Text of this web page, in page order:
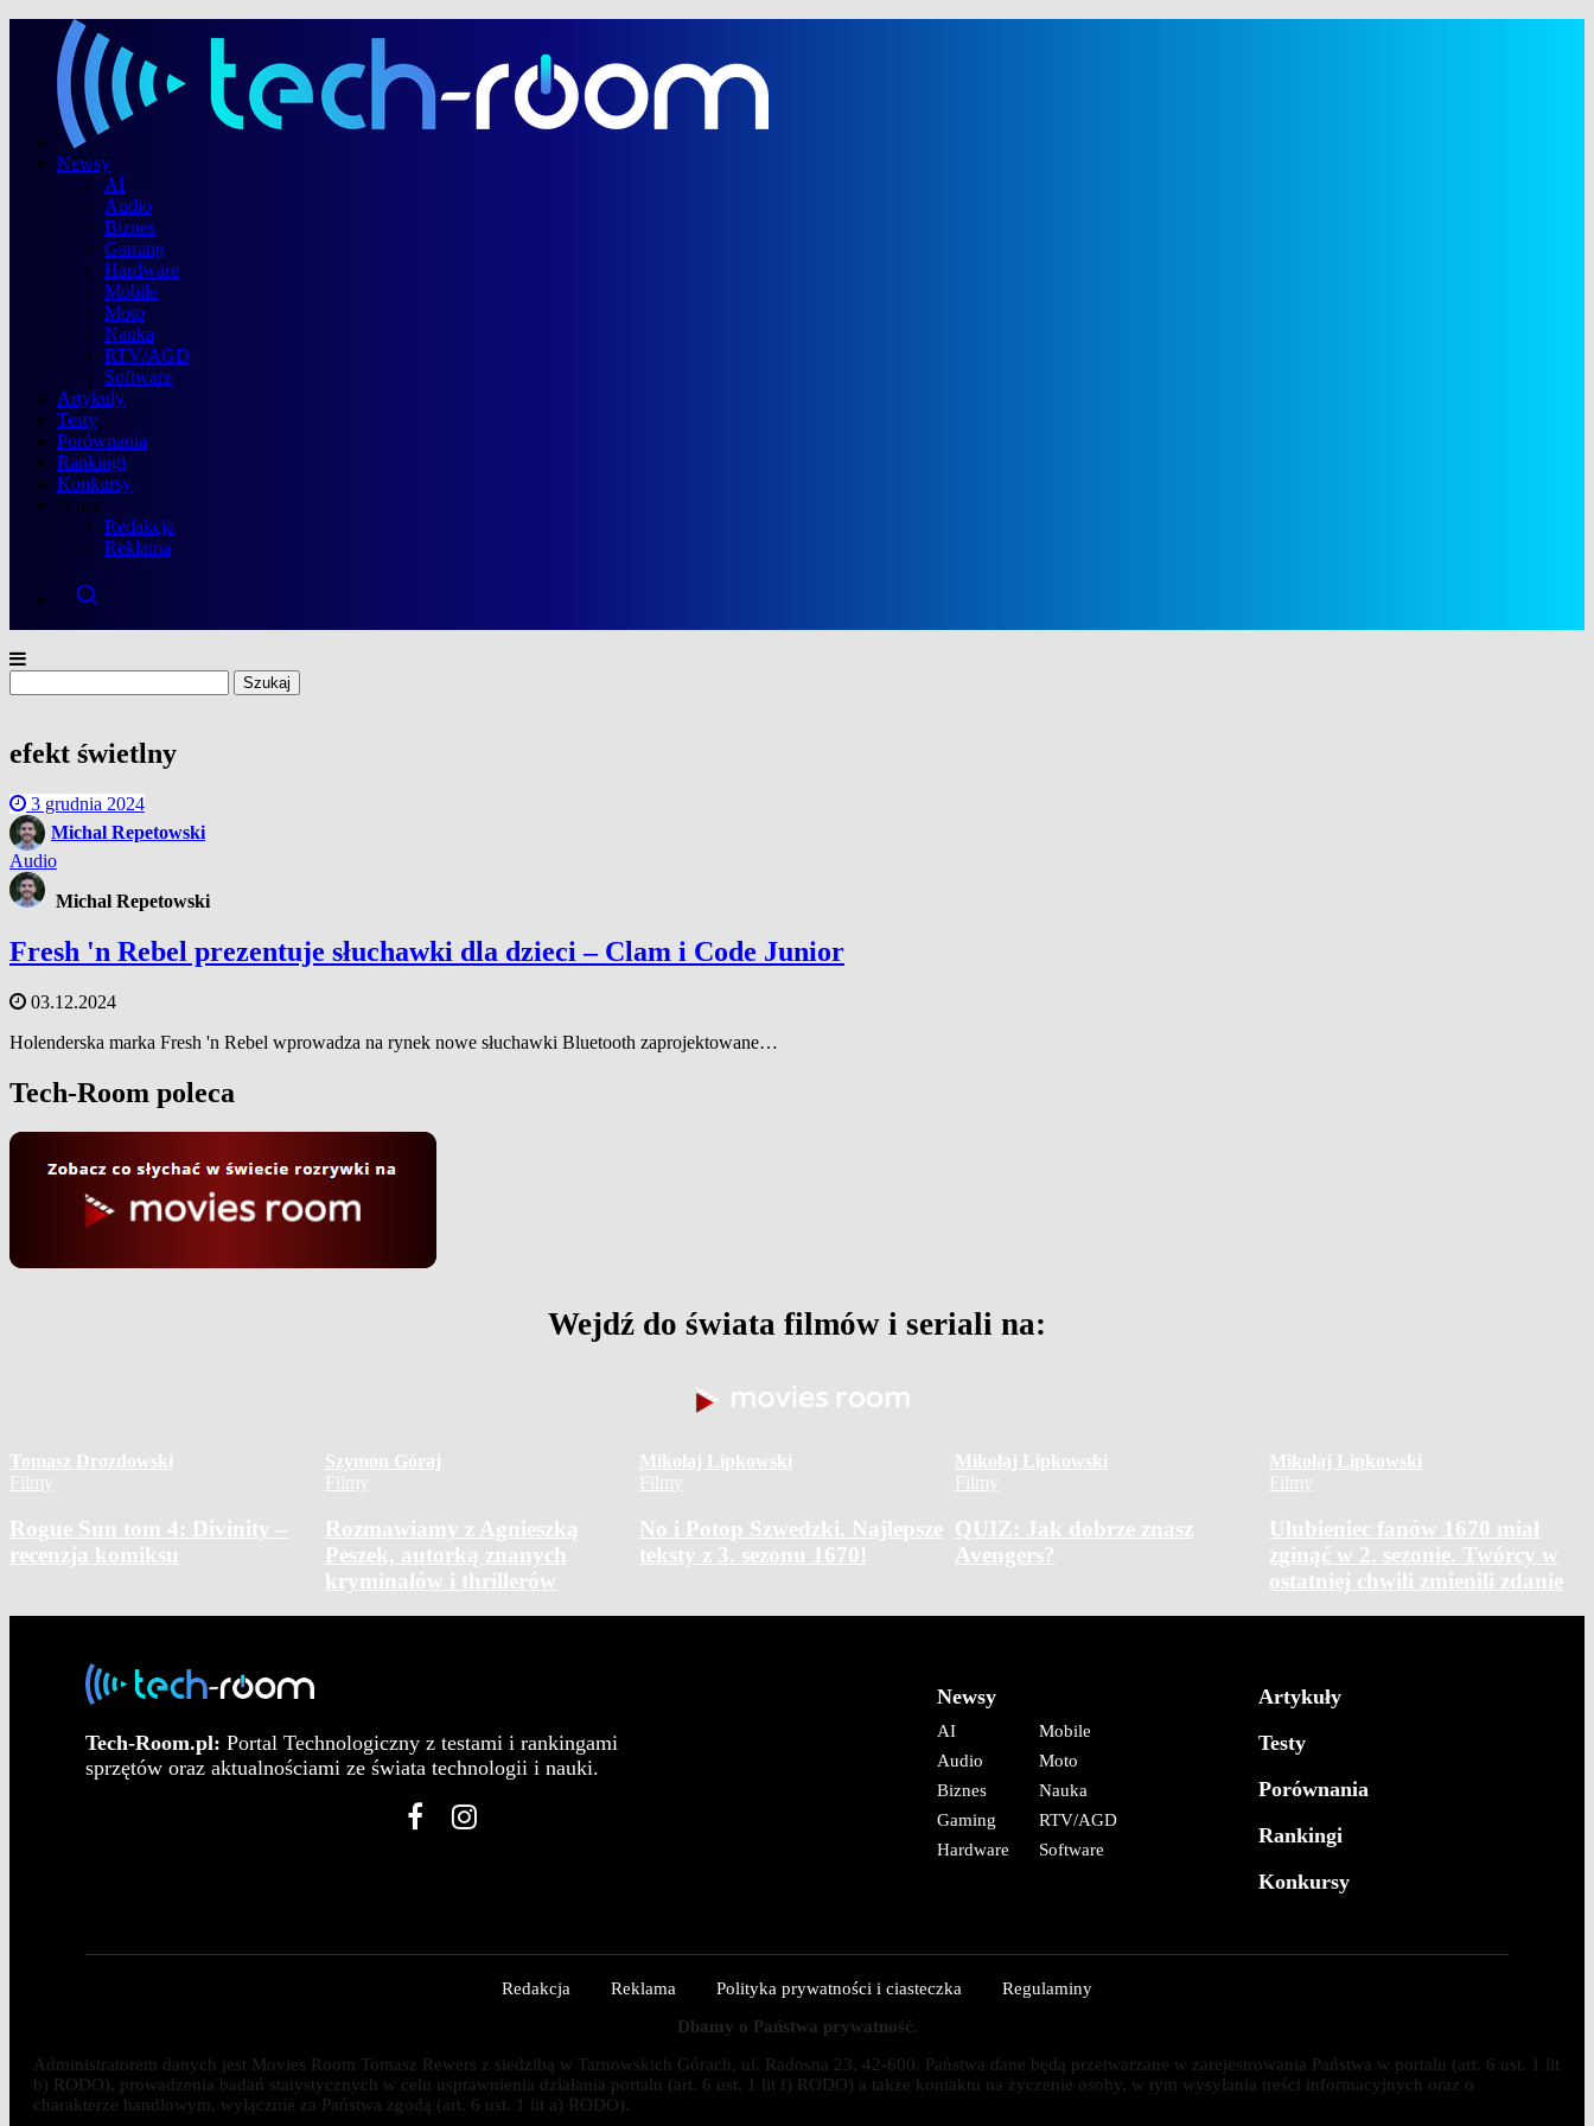
Newsy
AI
Audio
Biznes
Gaming
Hardware
Mobile
Moto
Nauka
RTV/AGD
Software
Artykuły
Testy
Porównania
Rankingi
Konkursy
O nas
Redakcja
Reklama
efekt świetlny
3 grudnia 2024
Michal Repetowski
Audio
Michal Repetowski
Fresh 'n Rebel prezentuje słuchawki dla dzieci – Clam i Code Junior
03.12.2024
Holenderska marka Fresh 'n Rebel wprowadza na rynek nowe słuchawki Bluetooth zaprojektowane…
Tech-Room poleca
Wejdź do świata filmów i seriali na:
Tomasz Drozdowski
Filmy
Rogue Sun tom 4: Divinity –
recenzja komiksu
Szymon Góraj
Filmy
Rozmawiamy z Agnieszką
Peszek, autorką znanych
kryminałów i thrillerów
Mikołaj Lipkowski
Filmy
No i Potop Szwedzki. Najlepsze
teksty z 3. sezonu 1670!
Mikołaj Lipkowski
Filmy
QUIZ: Jak dobrze znasz
Avengers?
Mikołaj Lipkowski
Filmy
Ulubieniec fanów 1670 miał
zginąć w 2. sezonie. Twórcy w
ostatniej chwili zmienili zdanie
Tech-Room.pl: Portal Technologiczny z testami i rankingami
sprzętów oraz aktualnościami ze świata technologii i nauki.
Newsy
AI
Audio
Biznes
Gaming
Hardware
Mobile
Moto
Nauka
RTV/AGD
Software
Artykuły
Testy
Porównania
Rankingi
Konkursy
Redakcja Reklama Polityka prywatności i ciasteczka
Regulaminy
Dbamy o Państwa prywatność.
Administratorem danych jest Movies Room Tomasz Rewers z siedzibą w Tarnowskich Górach, ul. Radosna 23, 42-600. Państwa dane będą przetwarzane w zarejestrowania Państwa w portalu (art. 6 ust. 1 lit
b) RODO), prowadzenia badań statystycznych w celu usprawnienia działania portalu (art. 6 ust. 1 lit f) RODO) a także kontaktu na życzenie osoby, w tym wysyłania treści informacyjnych oraz o
charakterze handlowym, wyłącznie za Państwa zgodą (art. 6 ust. 1 lit a) RODO).